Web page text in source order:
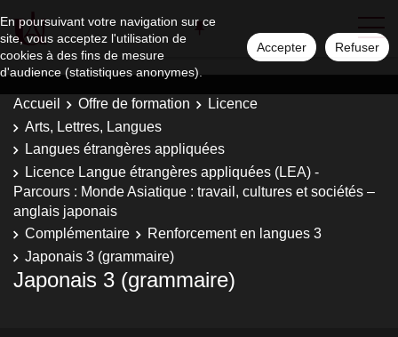
En poursuivant votre navigation sur ce
site, vous acceptez l'utilisation de
cookies à des fins de mesure
d'audience (statistiques anonymes).
Accepter Refuser
Accueil Offre de formation
Licence
Arts, Lettres, Langues
Langues étrangères appliquées
Licence Langue étrangères appliquées (LEA) -
Parcours : Monde Asiatique : travail, cultures et sociétés –
anglais japonais
Complémentaire
Renforcement en langues 3
Japonais 3 (grammaire)
Japonais 3 (grammaire)